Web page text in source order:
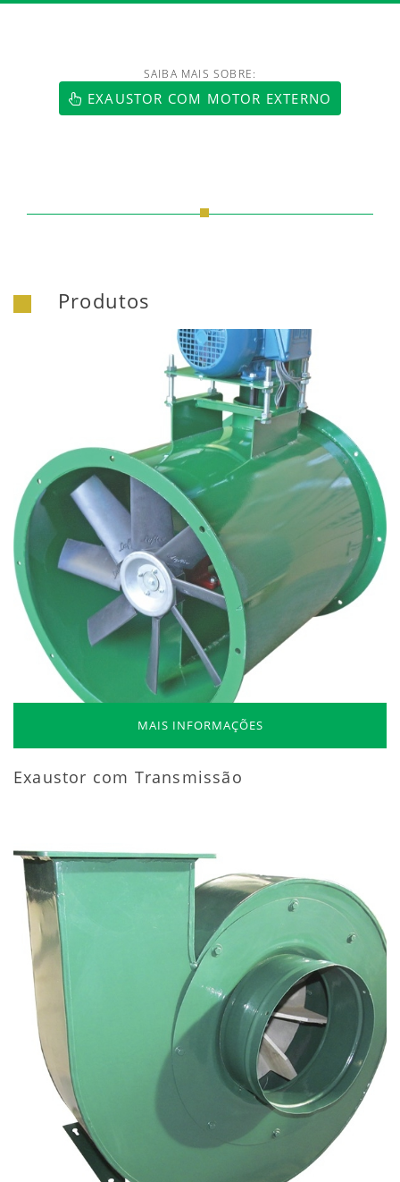
https://www.luftmaxi.com.br/
SAIBA MAIS SOBRE:
EXAUSTOR COM MOTOR EXTERNO
Produtos
MAIS INFORMAÇÕES
Exaustor com Transmissão